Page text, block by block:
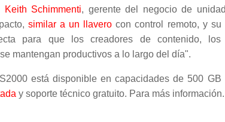
Keith Schimmenti, gerente del negocio de
similar a un llavero con control remoto, y
para que los creadores de contenido, los
mantengan productivos a lo largo del día".
está disponible en capacidades de 500
y soporte técnico gratuito. Para más